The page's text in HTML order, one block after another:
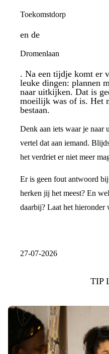
Toekomstdorp
en de
Dromenlaan
. Na een tijdje komt er
leuke dingen: plannen
naar uitkijken. Dat is
moeilijk was of is. Het
bestaan.
Denk aan iets waar je
vertel dat aan iemand.
het verdriet er niet meer
Er is geen fout antwoord
herken jij het meest? En
daarbij? Laat het hieronder
27-07-2026
TIP